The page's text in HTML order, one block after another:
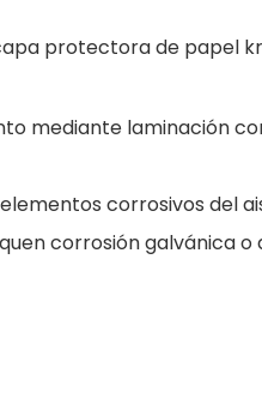
protectora de papel
mediante laminación
corrosivos del
corrosión galvánica o